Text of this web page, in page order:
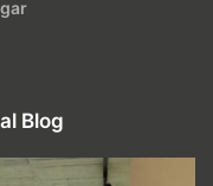
Blog